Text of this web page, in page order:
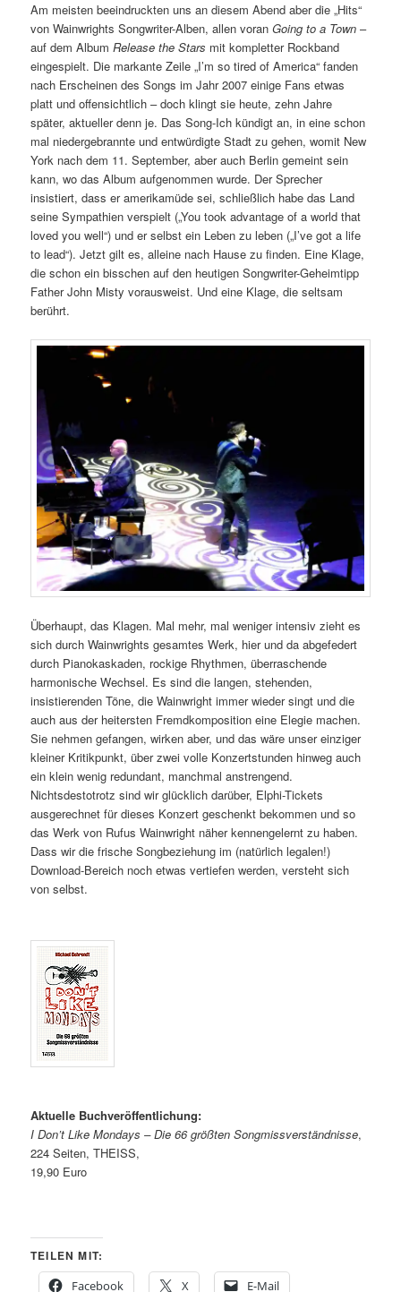
Am meisten beeindruckten uns an diesem Abend aber die „Hits“
von Wainwrights Songwriter-Alben, allen voranGoing to a Town –
auf dem AlbumRelease the Stars mit kompletter Rockband
eingespielt. Die markante Zeile „I’m so tired of America“ fanden
nach Erscheinen des Songs im Jahr 2007 einige Fans etwas
platt und offensichtlich – doch klingt sie heute, zehn Jahre
später, aktueller denn je. Das Song-Ich kündigt an, in eine schon
mal niedergebrannte und entwürdigte Stadt zu gehen, womit New
York nach dem 11. September, aber auch Berlin gemeint sein
kann, wo das Album aufgenommen wurde. Der Sprecher
insistiert, dass er amerikamüde sei, schließlich habe das Land
seine Sympathien verspielt („You took advantage of a world that
loved you well“) und er selbst ein Leben zu leben („I’ve got a life
to lead“). Jetzt gilt es, alleine nach Hause zu finden. Eine Klage,
die schon ein bisschen auf den heutigen Songwriter-Geheimtipp
Father John Misty vorausweist. Und eine Klage, die seltsam
berührt.
Überhaupt, das Klagen. Mal mehr, mal weniger intensiv zieht es
sich durch Wainwrights gesamtes Werk, hier und da abgefedert
durch Pianokaskaden, rockige Rhythmen, überraschende
harmonische Wechsel. Es sind die langen, stehenden,
insistierenden Töne, die Wainwright immer wieder singt und die
auch aus der heitersten Fremdkomposition eine Elegie machen.
Sie nehmen gefangen, wirken aber, und das wäre unser einziger
kleiner Kritikpunkt, über zwei volle Konzertstunden hinweg auch
ein klein wenig redundant, manchmal anstrengend.
Nichtsdestotrotz sind wir glücklich darüber, Elphi-Tickets
ausgerechnet für dieses Konzert geschenkt bekommen und so
das Werk von Rufus Wainwright näher kennengelernt zu haben.
Dass wir die frische Songbeziehung im (natürlich legalen!)
Download-Bereich noch etwas vertiefen werden, versteht sich
von selbst.
Aktuelle Buchveröffentlichung:
I Don’t Like Mondays – Die 66 größten Songmissverständnisse,
224 Seiten, THEISS,
19,90 Euro
TEILEN MIT:
Facebook
X E-Mail